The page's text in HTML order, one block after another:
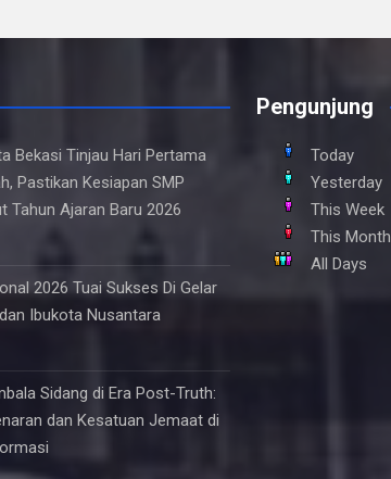
Bekasi Tinjau Hari Pertama
Pastikan Kesiapan SMP
Tahun Ajaran Baru 2026
2026 Tuai Sukses Di Gelar
Ibukota Nusantara
Sidang di Era Post-Truth:
dan Kesatuan Jemaat di
Pengunjung
Today
Yesterday
This Week
This Month
All Days